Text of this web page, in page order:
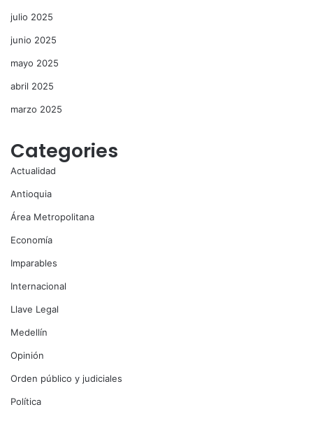
julio 2025
junio 2025
mayo 2025
abril 2025
marzo 2025
Categories
Actualidad
Antioquia
Área Metropolitana
Economía
Imparables
Internacional
Llave Legal
Medellín
Opinión
Orden público y judiciales
Política